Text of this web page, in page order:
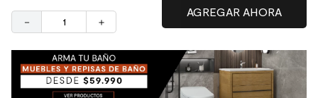
＋
－